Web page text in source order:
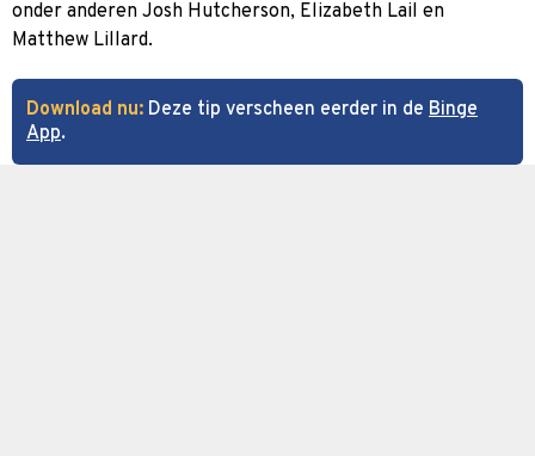
onder anderen Josh Hutcherson, Elizabeth Lail en
Matthew Lillard.
Download nu: Deze tip verscheen eerder in de Binge
App.